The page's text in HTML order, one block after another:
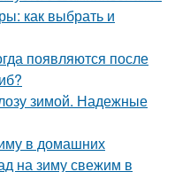
как выбрать и
появляются после
зимой. Надежные
в домашних
на зиму свежим в